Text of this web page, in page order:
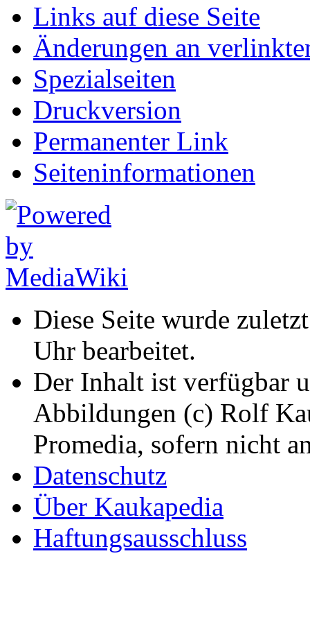
Links auf diese Seite
Änderungen an
Spezialseiten
Druckversion
Permanenter Link
Seiten­informationen
Diese Seite wurde
Uhr bearbeitet.
Der Inhalt ist verfügbar
Abbildungen (c) Rolf
Promedia, sofern nicht
Datenschutz
Über Kaukapedia
Haftungsausschluss